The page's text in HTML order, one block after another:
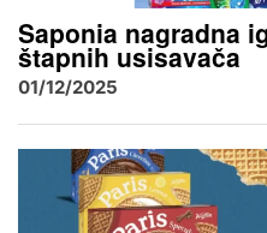
Saponia nagradna
štapnih usisavača
01/12/2025